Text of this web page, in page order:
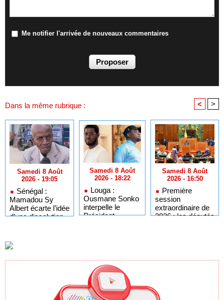
Me notifier l'arrivée de nouveaux commentaires
Dans la même rubrique : < >
Samedi 8 Août
2026 - 19:05
Sénégal :
Mamadou Sy
Albert écarte l’idée
d’une dissolution
Samedi 8 Août
2026 - 18:22
Louga :
Ousmane Sonko
interpelle le
Président
Samedi 8 Août
2026 - 16:50
Première
session
extraordinaire de
2026 : les députés